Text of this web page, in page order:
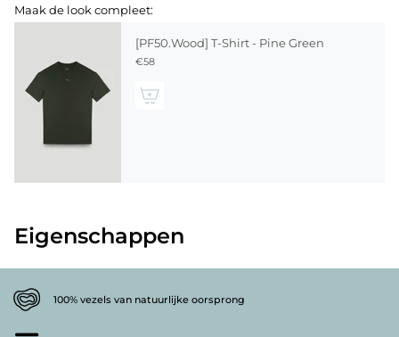
Maak de look compleet:
[PF50.Wood] T-Shirt - Pine Green
€58
Eigenschappen
100% vezels van natuurlijke oorsprong